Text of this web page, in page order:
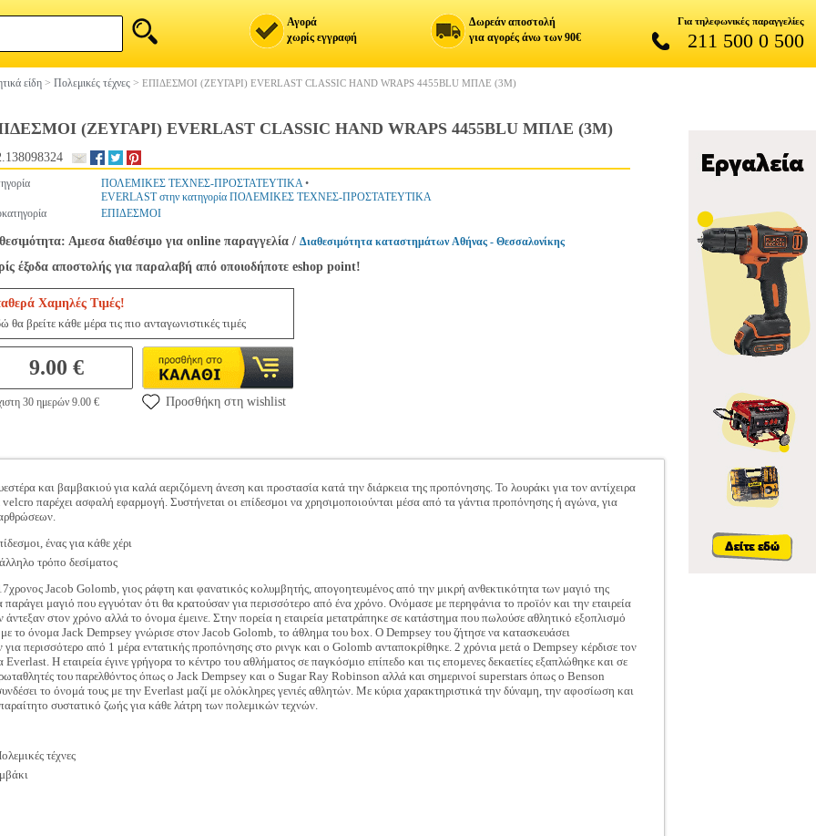
Αγορά
χωρίς εγγραφή
Δωρεάν αποστολή
για αγορές άνω των 90€
Για τηλεφωνικές παραγγελίες
211 500 0 500
είδη > Πολεμικές τέχνες > ΕΠΙΔΕΣΜΟΙ (ΖΕΥΓΑΡΙ) EVERLAST CLASSIC HAND WRAPS 4455BLU ΜΠΛΕ (3Μ)
(ΖΕΥΓΑΡΙ) EVERLAST CLASSIC HAND WRAPS 4455BLU ΜΠΛΕ (3Μ)
ΠΟΛΕΜΙΚΕΣ ΤΕΧΝΕΣ-ΠΡΟΣΤΑΤΕΥΤΙΚΑ•
EVERLAST στην κατηγορία ΠΟΛΕΜΙΚΕΣ ΤΕΧΝΕΣ-ΠΡΟΣΤΑΤΕΥΤΙΚΑ
ΕΠΙΔΕΣΜΟΙ
Αμεσα διαθέσιμο για online παραγγελία / Διαθεσιμότητα καταστημάτων Αθήνας - Θεσσαλονίκης
έξοδα αποστολής για παραλαβή από οποιοδήποτε eshop point!
Χαμηλές Τιμές!
θα βρείτε κάθε μέρα τις πιο ανταγωνιστικές τιμές
9.00 €
30 ημερών 9.00 € Προσθήκη στη wishlist
και βαμβακιού για καλά αεριζόμενη άνεση και προστασία κατά την διάρκεια της προπόνησης. Το λουράκι για τον αντίχειρα
velcro παρέχει ασφαλή εφαρμογή. Συστήνεται οι επίδεσμοι να χρησιμοποιούνται μέσα από τα γάντια προπόνησης ή αγώνα, για
ένας για κάθε χέρι
τρόπο δεσίματος
Jacob Golomb, γιος ράφτη και φανατικός κολυμβητής, απογοητευμένος από την μικρή ανθεκτικότητα των μαγιό της
μαγιό που εγγυόταν ότι θα κρατούσαν για περισσότερο από ένα χρόνο. Ονόμασε με περηφάνια το προϊόν και την εταιρεία
άντεξαν στον χρόνο αλλά το όνομα έμεινε. Στην πορεία η εταιρεία μετατράπηκε σε κατάστημα που πωλούσε αθλητικό εξοπλισμό
το όνομα Jack Dempsey γνώρισε στον Jacob Golomb, το άθλημα του box. Ο Dempsey του ζήτησε να κατασκευάσει
περισσότερο από 1 μέρα εντατικής προπόνησης στο ρινγκ και ο Golomb ανταποκρίθηκε. 2 χρόνια μετά ο Dempsey κέρδισε τον
Η εταιρεία έγινε γρήγορα το κέντρο του αθλήματος σε παγκόσμιο επίπεδο και τις επομενες δεκαετίες εξαπλώθηκε και σε
του παρελθόντος όπως ο Jack Dempsey και ο Sugar Ray Robinson αλλά και σημερινοί superstars όπως ο Benson
το όνομά τους με την Everlast μαζί με ολόκληρες γενιές αθλητών. Με κύρια χαρακτηριστικά την δύναμη, την αφοσίωση και
συστατικό ζωής για κάθε λάτρη των πολεμικών τεχνών.
τέχνες